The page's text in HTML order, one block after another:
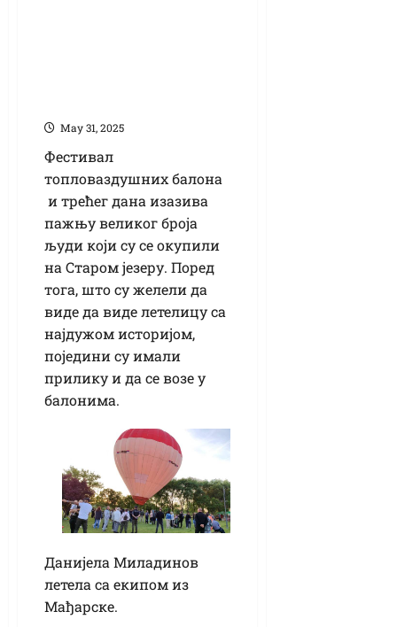
Маy 31, 2025
Фестивал
топловаздушних балона
и трећег дана изазива
пажњу великог броја
људи који су се окупили
на Старом језеру. Поред
тога, што су желели да
виде да виде летелицу са
најдужом историјом,
поједини су имали
прилику и да се возе у
балонима.
Данијела Миладинов
летела са екипом из
Мађарске.